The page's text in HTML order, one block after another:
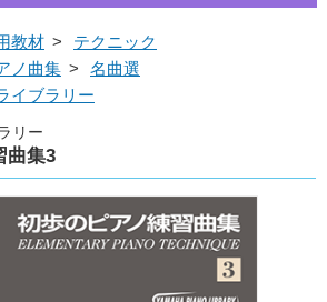
教材 >
テクニック
ノ曲集 >
名曲選
イブラリー
リー
曲集3